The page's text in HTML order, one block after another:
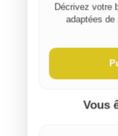
Décrivez votre
adaptées de
Vous